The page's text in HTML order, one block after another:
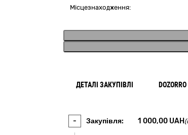
Місцезнаходження:
ДЕТАЛІ ЗАКУПІВЛІ DOZORRO
- Закупівля: 1 000,00 UAH